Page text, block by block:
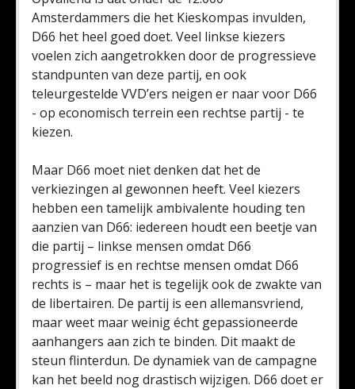
Amsterdammers die het Kieskompas invulden,
D66 het heel goed doet. Veel linkse kiezers
voelen zich aangetrokken door de progressieve
standpunten van deze partij, en ook
teleurgestelde VVD’ers neigen er naar voor D66
- op economisch terrein een rechtse partij - te
kiezen.
Maar D66 moet niet denken dat het de
verkiezingen al gewonnen heeft. Veel kiezers
hebben een tamelijk ambivalente houding ten
aanzien van D66: iedereen houdt een beetje van
die partij – linkse mensen omdat D66
progressief is en rechtse mensen omdat D66
rechts is – maar het is tegelijk ook de zwakte van
de libertairen. De partij is een allemansvriend,
maar weet maar weinig écht gepassioneerde
aanhangers aan zich te binden. Dit maakt de
steun flinterdun. De dynamiek van de campagne
kan het beeld nog drastisch wijzigen. D66 doet er